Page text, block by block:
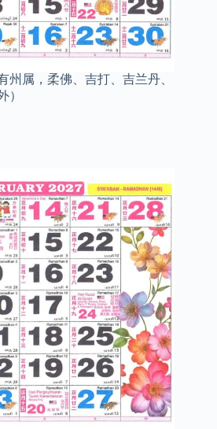
州属，柔佛、吉打、吉兰丹、
）